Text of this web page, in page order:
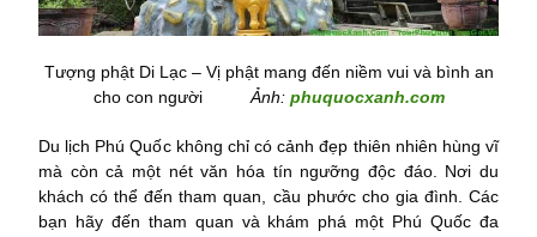
Tượng phật Di Lạc – Vị phật mang đến niềm vui và bình an
cho con người Ảnh: phuquocxanh.com
Du lịch Phú Quốc không chỉ có cảnh đẹp thiên nhiên hùng vĩ
mà còn cả một nét văn hóa tín ngưỡng độc đáo. Nơi du
khách có thể đến tham quan, cầu phước cho gia đình. Các
bạn hãy đến tham quan và khám phá một Phú Quốc đa